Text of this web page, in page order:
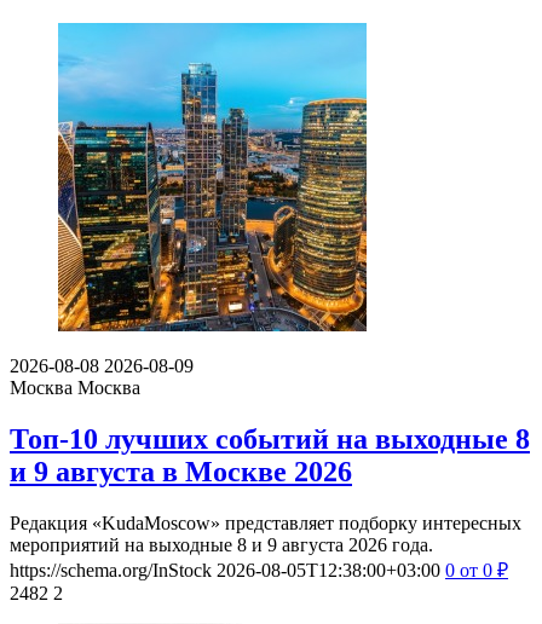
2026-08-08 2026-08-09
Москва Москва
Топ-10 лучших событий на выходные 8
и 9 августа в Москве 2026
Редакция «KudaMoscow» представляет подборку интересных
мероприятий на выходные 8 и 9 августа 2026 года.
https://schema.org/InStock 2026-08-05T12:38:00+03:00 0 от 0 ₽
2482 2